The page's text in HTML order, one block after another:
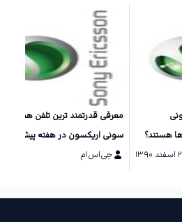
ها هستند؟
۱۳۹۰
معرفی قدرتمند ترین تلفن همراه
سونی اریکسون در هفته پیش رو
جی‌اس‌ام